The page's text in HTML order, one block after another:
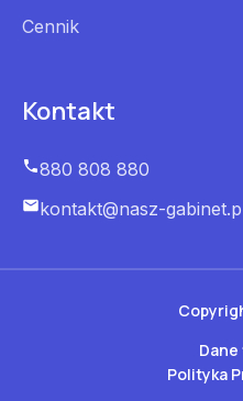
Cennik
Kontakt
880 808 880
kontakt@nasz-
Polityka